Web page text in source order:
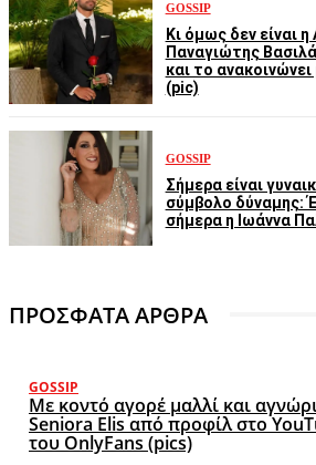
GOSSIP
Κι όμως δεν είναι
Παναγιώτης
και το
(pic)
GOSSIP
Σήμερα είναι
σύμβολο δύναμης:
σήμερα η Ιωάννα
ΠΡΟΣΦΑΤΑ ΑΡΘΡΑ
GOSSIP
Με κοντό αγορέ μαλλί και
Seniora Elis από προφίλ στο
του OnlyFans (pics)